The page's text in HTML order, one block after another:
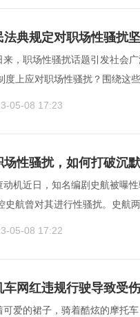
法典规定对职场性骚扰
来，职场性骚扰话题引发社会
度上应对职场性骚扰？围绕这
05-08 17:23
场性骚扰，如何打破沉
动机近日，知名编剧史航被曝
史航曾对其进行性骚扰。史航
05-08 17:22
车网红违规行驶导致受
可爱的裙子，骑着酷炫的摩托